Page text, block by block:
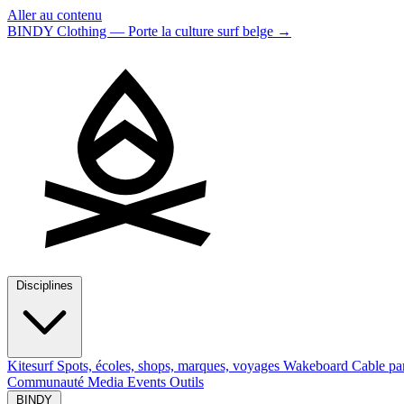
Aller au contenu
BINDY Clothing — Porte la culture surf belge →
Kitesurf Spots, écoles, shops, marques, voyages Wakeboard Cable
Communauté Media Events Outils